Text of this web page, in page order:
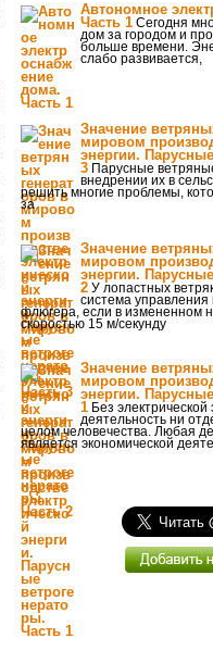
Автономное
Часть 1 Сегодня
дом за городом и
больше времени.
слабо развивается,
Значение
мировом
энергии.
3 Парусные
внедрении их в
решить многие проблемы,
за
Значение
мировом
энергии.
2 У лопастных
система
флюгера, если в измененном
скоростью 15 м/секунду
Значение
мировом
энергии.
1 Без
деятельность ни
целом человечества. Любая
является экономической